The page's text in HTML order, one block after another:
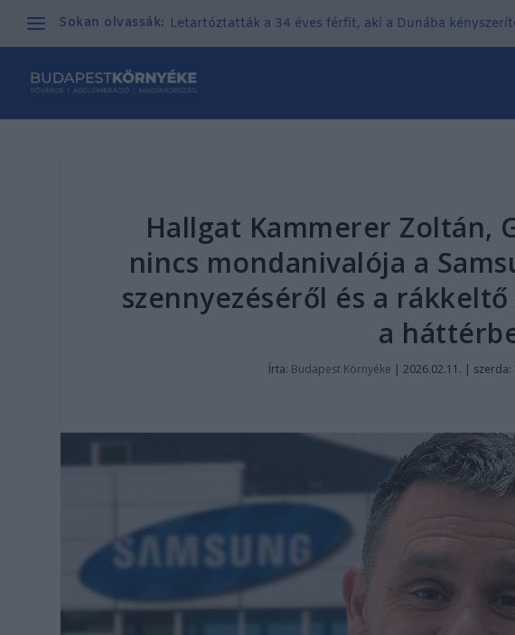
Sokan olvassák: Letartóztatták a 34 éves férfit, aki a Dunába
Hallgat Kammerer Zoltán,
nincs mondanivalója a
szennyezéséről és a
a
Írta: Budapest Környéke | 2026.02.11. | szerda: